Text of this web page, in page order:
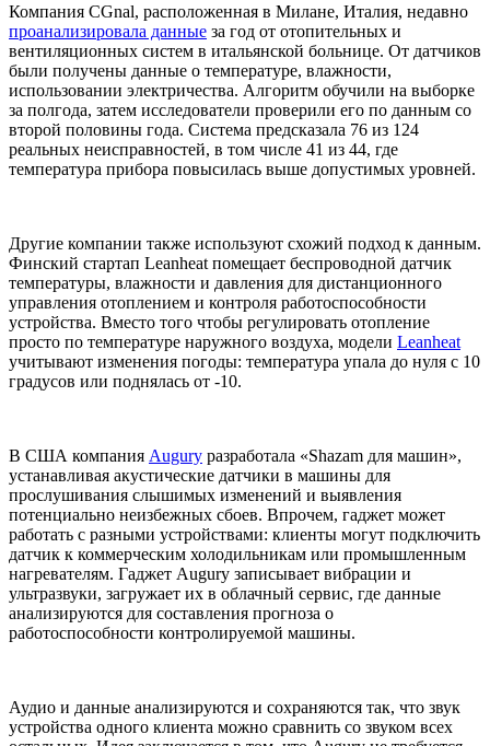
Компания CGnal, расположенная в Милане, Италия, недавно
проанализировала данные за год от отопительных и
вентиляционных систем в итальянской больнице. От датчиков
были получены данные о температуре, влажности,
использовании электричества. Алгоритм обучили на выборке
за полгода, затем исследователи проверили его по данным со
второй половины года. Система предсказала 76 из 124
реальных неисправностей, в том числе 41 из 44, где
температура прибора повысилась выше допустимых уровней.
Другие компании также используют схожий подход к данным.
Финский стартап Leanheat помещает беспроводной датчик
температуры, влажности и давления для дистанционного
управления отоплением и контроля работоспособности
устройства. Вместо того чтобы регулировать отопление
просто по температуре наружного воздуха, модели Leanheat
учитывают изменения погоды: температура упала до нуля с 10
градусов или поднялась от -10.
В США компания Augury разработала «Shazam для машин»,
устанавливая акустические датчики в машины для
прослушивания слышимых изменений и выявления
потенциально неизбежных сбоев. Впрочем, гаджет может
работать с разными устройствами: клиенты могут подключить
датчик к коммерческим холодильникам или промышленным
нагревателям. Гаджет Augury записывает вибрации и
ультразвуки, загружает их в облачный сервис, где данные
анализируются для составления прогноза о
работоспособности контролируемой машины.
Аудио и данные анализируются и сохраняются так, что звук
устройства одного клиента можно сравнить со звуком всех